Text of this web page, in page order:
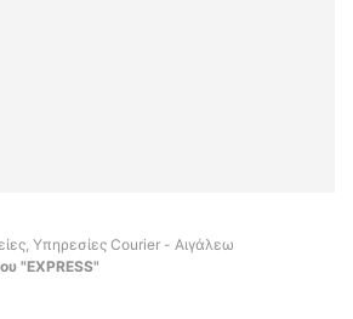
Υπηρεσίες Courier - Αιγάλεω
"EXPRESS"